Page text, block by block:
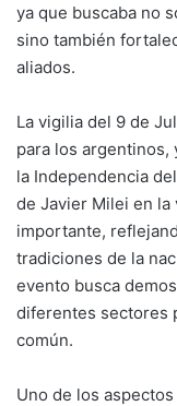
ya que buscaba no
sino también
aliados.
La vigilia del 9 de
para los argentinos,
la Independencia
de Javier Milei en
importante,
tradiciones de la
evento busca
diferentes sectores
común.
Uno de los